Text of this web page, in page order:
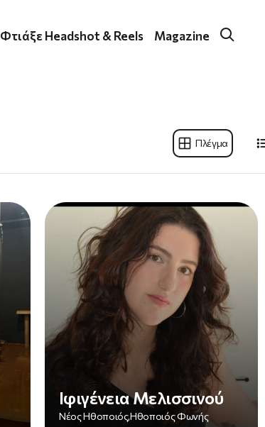
Φτιάξε Headshot & Reels Magazine
Πλέγμα
Ιφιγένεια Μελισσινού
Νέος Ηθοποιός,Ηθοποιός Φωνής